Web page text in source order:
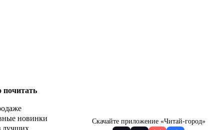
почитать
новинки
лучших
Скачайте приложение «Читай-город»